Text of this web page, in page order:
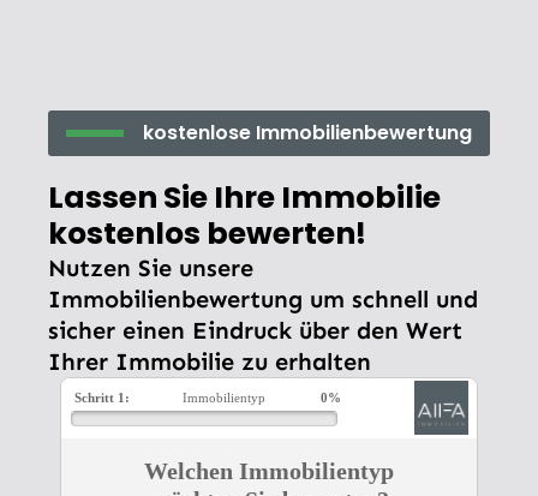
kostenlose Immobilienbewertung
Lassen Sie Ihre Immobilie
kostenlos bewerten!
Nutzen Sie unsere
Immobilienbewertung um schnell und
sicher einen Eindruck über den Wert
Ihrer Immobilie zu erhalten